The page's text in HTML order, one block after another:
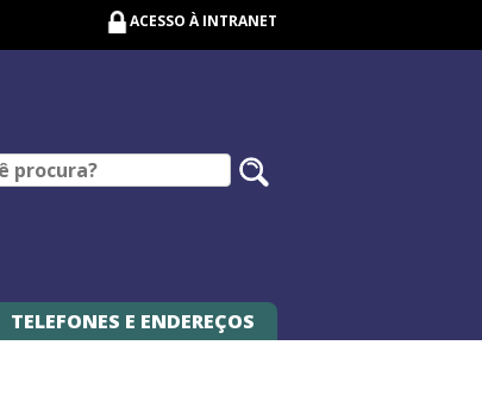
ACESSO À INTRANET
TELEFONES E ENDEREÇOS